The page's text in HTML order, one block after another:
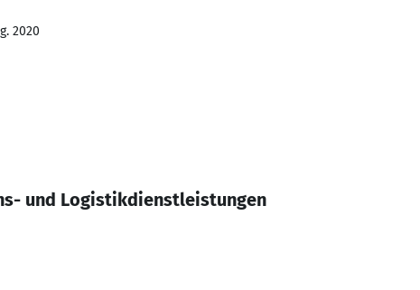
2020
und Logistikdienstleistungen